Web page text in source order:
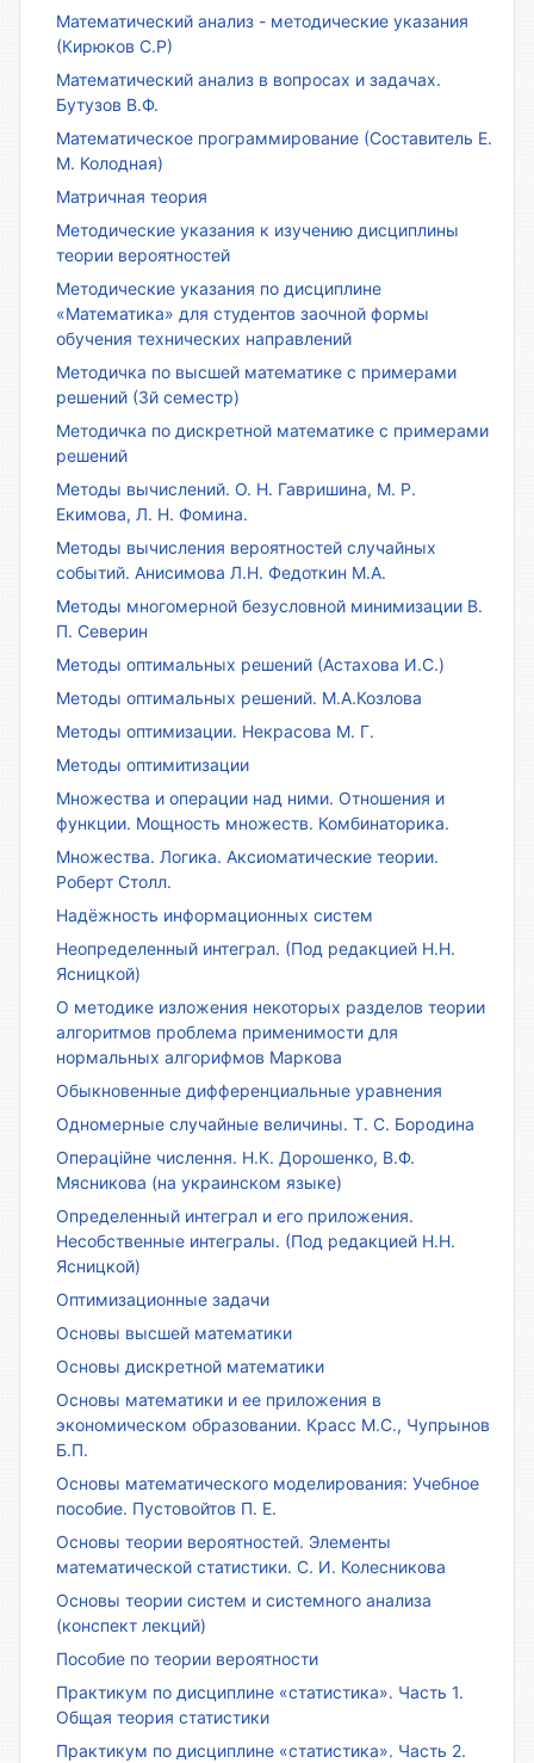
Математический анализ - методические указания
(Кирюков С.Р)
Математический анализ в вопросах и задачах.
Бутузов В.Ф.
Математическое программирование (Составитель Е.
М. Колодная)
Матричная теория
Методические указания к изучению дисциплины
теории вероятностей
Методические указания по дисциплине
«Математика» для студентов заочной формы
обучения технических направлений
Методичка по высшей математике с примерами
решений (3й семестр)
Методичка по дискретной математике с примерами
решений
Методы вычислений. О. Н. Гавришина, М. Р.
Екимова, Л. Н. Фомина.
Методы вычисления вероятностей случайных
событий. Анисимова Л.Н. Федоткин М.А.
Методы многомерной безусловной минимизации В.
П. Северин
Методы оптимальных решений (Астахова И.С.)
Методы оптимальных решений. М.А.Козлова
Методы оптимизации. Некрасова М. Г.
Методы оптимитизации
Множества и операции над ними. Отношения и
функции. Мощность множеств. Комбинаторика.
Множества. Логика. Аксиоматические теории.
Роберт Столл.
Надёжность информационных систем
Неопределенный интеграл. (Под редакцией Н.Н.
Ясницкой)
О методике изложения некоторых разделов теории
алгоритмов проблема применимости для
нормальных алгорифмов Маркова
Обыкновенные дифференциальные уравнения
Одномерные случайные величины. Т. С. Бородина
Операційне числення. Н.К. Дорошенко, В.Ф.
Мясникова (на украинском языке)
Определенный интеграл и его приложения.
Несобственные интегралы. (Под редакцией Н.Н.
Ясницкой)
Оптимизационные задачи
Основы высшей математики
Основы дискретной математики
Основы математики и ее приложения в
экономическом образовании. Красс М.С., Чупрынов
Б.П.
Основы математического моделирования: Учебное
пособие. Пустовойтов П. Е.
Основы теории вероятностей. Элементы
математической статистики. С. И. Колесникова
Основы теории систем и системного анализа
(конспект лекций)
Пособие по теории вероятности
Практикум по дисциплине «статистика». Часть 1.
Общая теория статистики
Практикум по дисциплине «статистика». Часть 2.